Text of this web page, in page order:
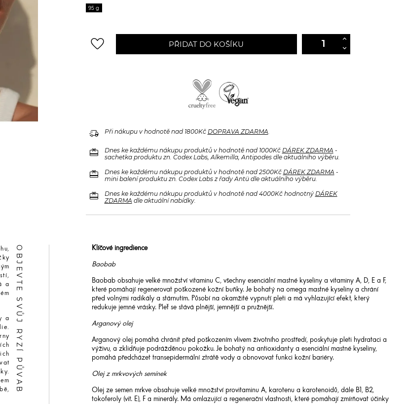
95 g
favorite_border PŘIDAT DO KOŠÍKU
delivery_truck_speed Při nákupu v hodnotě nad 1800Kč DOPRAVA ZDARMA.
redeem Dnes ke každému nákupu produktů v hodnotě nad 1000Kč DÁREK ZDARMA -
sachetka produktu zn. Codex Labs, Alkemilla, Antipodes dle aktuálního výběru.
redeem Dnes ke každému nákupu produktů v hodnotě nad 2500Kč DÁREK ZDARMA -
mini balení produktu zn. Codex Labs z řady Antü dle aktuálního výběru.
redeem Dnes ke každému nákupu produktů v hodnotě nad 4000Kč hodnotný DÁREK
ZDARMA dle aktuální nabídky.
a
a
OBJEVTE SVŮJ RYZÍ PŮVAB Klíčové ingredience
Baobab
Baobab obsahuje velké množství vitaminu C, všechny esenciální mastné kyseliny a vitaminy A, D, E a F,
které pomáhají regenerovat poškozené kožní buňky. Je bohatý na omega mastné kyseliny a chrání
před volnými radikály a stárnutím. Působí na okamžité vypnutí pleti a má vyhlazující efekt, který
redukuje jemné vrásky. Pleť se stává plnější, jemnější a pružnější.
Arganový olej
Arganový olej pomáhá chránit před poškozením vlivem životního prostředí, poskytuje pleti hydrataci a
výživu, a zklidňuje podrážděnou pokožku. Je bohatý na antioxidanty a esenciální mastné kyseliny,
pomáhá předcházet transepidermální ztrátě vody a obnovovat funkci kožní bariéry.
Olej z mrkvových semínek
Olej ze semen mrkve obsahuje velké množství provitaminu A, karotenu a karotenoidů, dále B1, B2,
tokoferoly (vit. E), F a minerály. Má omlazující a regenerační vlastnosti, které pomáhají zmírňovat účinky